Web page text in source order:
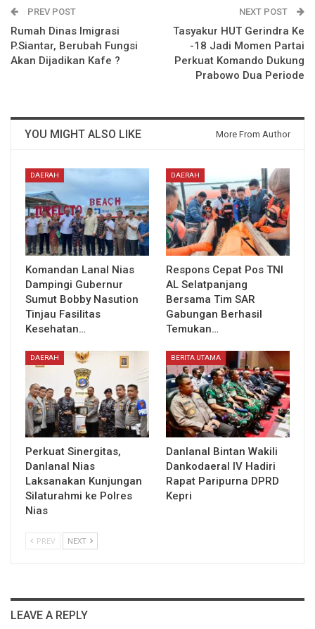
PREV POST
Rumah Dinas Imigrasi
P.Siantar, Berubah Fungsi
Akan Dijadikan Kafe ?
NEXT POST
Tasyakur HUT Gerindra Ke
-18 Jadi Momen Partai
Perkuat Komando Dukung
Prabowo Dua Periode
YOU MIGHT ALSO LIKE More From Author
DAERAH
Komandan Lanal Nias
Dampingi Gubernur
Sumut Bobby Nasution
Tinjau Fasilitas
Kesehatan…
DAERAH
Respons Cepat Pos TNI
AL Selatpanjang
Bersama Tim SAR
Gabungan Berhasil
Temukan…
DAERAH
Perkuat Sinergitas,
Danlanal Nias
Laksanakan Kunjungan
Silaturahmi ke Polres
Nias
BERITA UTAMA
Danlanal Bintan Wakili
Dankodaeral IV Hadiri
Rapat Paripurna DPRD
Kepri
PREV NEXT
LEAVE A REPLY